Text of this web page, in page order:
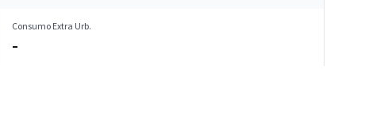
Consumo Extra Urb.
–